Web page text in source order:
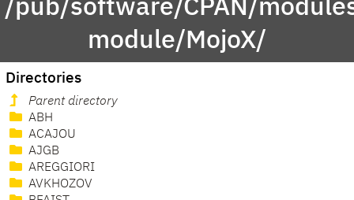
/pub/software/CPAN/
module/MojoX/
Directories
Parent directory
ABH
ACAJOU
AJGB
AREGGIORI
AVKHOZOV